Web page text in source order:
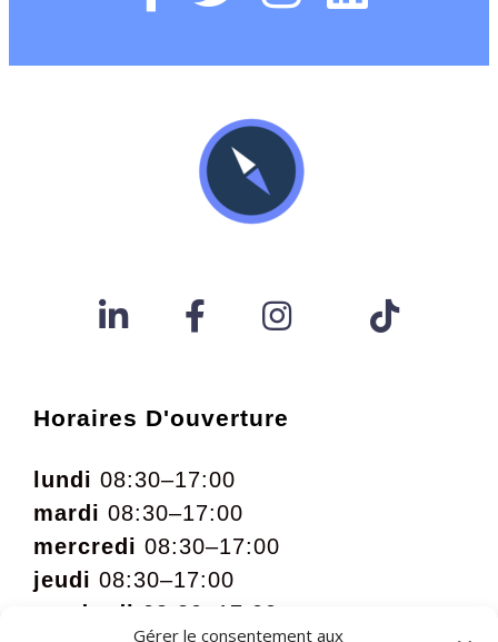
Gérer le consentement aux
Horaires D'ouverture
lundi 08:30–17:00
mardi 08:30–17:00
mercredi 08:30–17:00
jeudi 08:30–17:00
vendredi 08:30–17:00